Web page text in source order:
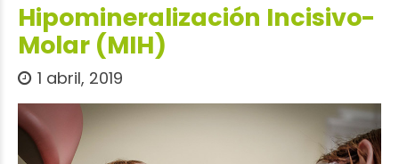
Hipomineralización Incisivo-
Molar (MIH)
1 abril, 2019